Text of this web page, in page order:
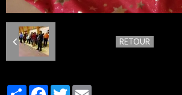
RETOUR
PartagerFacebook
Twitter